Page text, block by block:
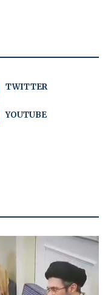
TWITTER
YOUTUBE